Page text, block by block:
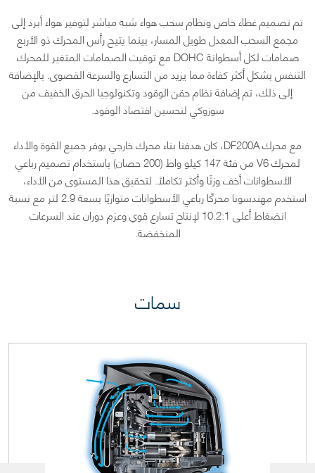
تم تصميم غطاء خاص ونظام سحب هواء شبه مباشر لتوفير هواء أبرد إلى
مجمع السحب المعدل طويل المسار، بينما يتيح رأس المحرك ذو الأربع
صمامات لكل أسطوانة DOHC مع توقيت الصمامات المتغير للمحرك
التنفس بشكل أكثر كفاءة مما يزيد من التسارع والسرعة القصوى. بالإضافة
إلى ذلك، تم إضافة نظام حقن الوقود وتكنولوجيا الحرق الخفيف من
سوزوكي لتحسين اقتصاد الوقود.
مع محرك DF200A، كان هدفنا بناء محرك خارجي يوفر جميع القوة والأداء
لمحرك V6 من فئة 147 كيلو واط (200 حصان) باستخدام تصميم رباعي
الأسطوانات أخف وزنًا وأكثر تكاملًا. لتحقيق هذا المستوى من الأداء،
استخدم مهندسونا محركًا رباعي الأسطوانات متوازيًا بسعة 2.9 لتر مع نسبة
انضغاط أعلى 10.2:1 لإنتاج تسارع قوي وعزم دوران عند السرعات
المنخفضة.
سمات